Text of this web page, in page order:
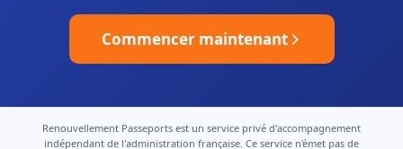
Commencer maintenant
Renouvellement Passeports est un service privé d'accompagnement
indépendant de l'administration française. Ce service n'émet pas de